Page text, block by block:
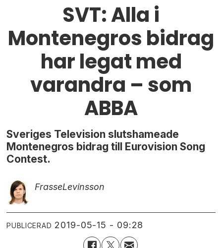
SVT: Alla i
Montenegros bidrag
har legat med
varandra – som
ABBA
Sveriges Television slutshameade
Montenegros bidrag till Eurovision Song
Contest.
FrasseLevinsson
PUBLICERAD 2019-05-15 - 09:28